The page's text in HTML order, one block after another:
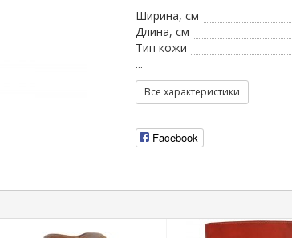
Ширина, см
Длина, см
Тип кожи
...
Все характеристики
Facebook